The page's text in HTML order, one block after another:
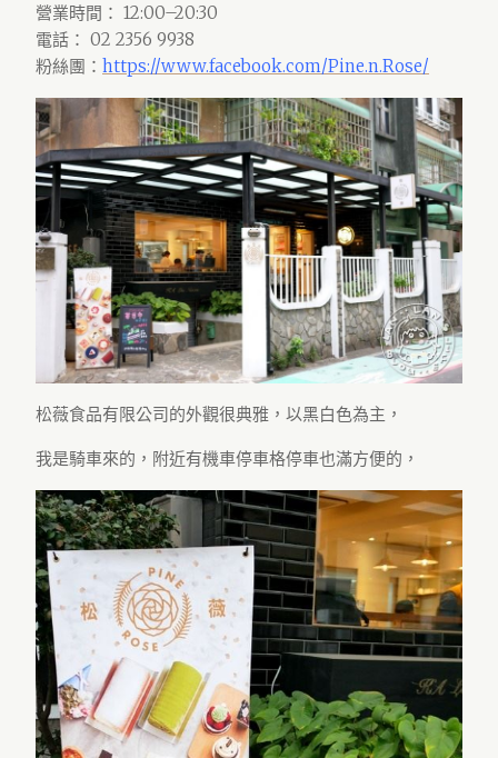
營業時間： 12:00–20:30
電話： 02 2356 9938
粉絲團： https://www.facebook.com/Pine.n.Rose/
松薇食品有限公司的外觀很典雅，以黑白色為主，
我是騎車來的，附近有機車停車格停車也滿方便的，